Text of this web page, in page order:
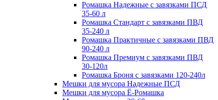
Ромашка Надежные с завязками ПСД
35-60 л
Ромашка Стандарт с завязками ПВД
35-240 л
Ромашка Практичные с завязками ПВД
90-240 л
Ромашка Премиум с завязками ПВД
30-120л
Ромашка Броня с завязками 120-240л
Мешки для мусора Надежные ПСД
Мешки для мусора Ё-Ромашка